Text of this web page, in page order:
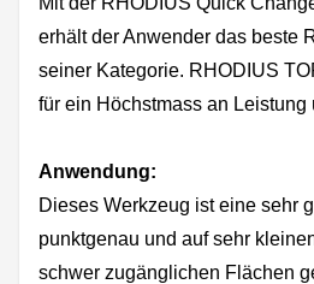
erhält der Anwender das beste
seiner Kategorie. RHODIUS
für ein Höchstmass an Leistung
Anwendung:
Dieses Werkzeug ist eine sehr
punktgenau und auf sehr
schwer zugänglichen Flächen